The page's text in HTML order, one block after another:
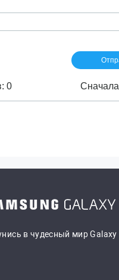
0 Сначала
в чудесный мир Galaxy